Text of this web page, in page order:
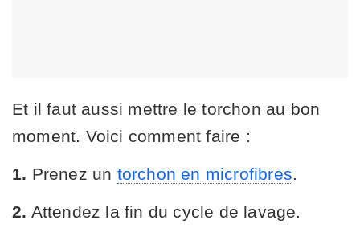
Et il faut aussi mettre le torchon au bon
moment. Voici comment faire :
1. Prenez un torchon en microfibres
2. Attendez la fin du cycle de lavage.